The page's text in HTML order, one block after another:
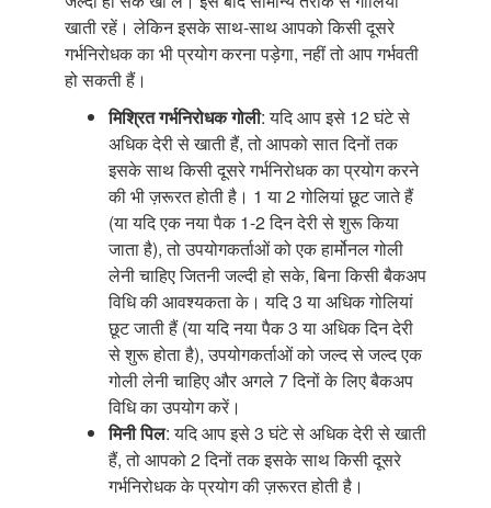
खाती रहें। लेकिन इसके साथ-साथ आपको किसी दूसरे
गर्भनिरोधक का भी प्रयोग करना पड़ेगा, नहीं तो आप गर्भवती
हो सकती हैं।
मिश्रित गर्भनिरोधक गोली: यदि आप इसे 12 घंटे से
अधिक देरी से खाती हैं, तो आपको सात दिनों तक
इसके साथ किसी दूसरे गर्भनिरोधक का प्रयोग करने
की भी ज़रूरत होती है। 1 या 2 गोलियां छूट जाते हैं
(या यदि एक नया पैक 1-2 दिन देरी से शुरू किया
जाता है), तो उपयोगकर्ताओं को एक हार्मोनल गोली
लेनी चाहिए जितनी जल्दी हो सके, बिना किसी बैकअप
विधि की आवश्यकता के। यदि 3 या अधिक गोलियां
छूट जाती हैं (या यदि नया पैक 3 या अधिक दिन देरी
से शुरू होता है), उपयोगकर्ताओं को जल्द से जल्द एक
गोली लेनी चाहिए और अगले 7 दिनों के लिए बैकअप
विधि का उपयोग करें।
मिनी पिल: यदि आप इसे 3 घंटे से अधिक देरी से खाती
हैं, तो आपको 2 दिनों तक इसके साथ किसी दूसरे
गर्भनिरोधक के प्रयोग की ज़रूरत होती है।